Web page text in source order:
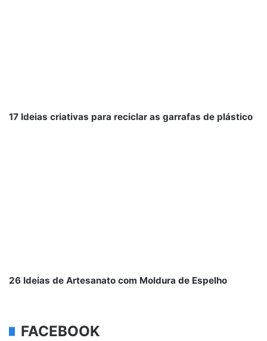
17 Ideias criativas para reciclar as garrafas de plástico
26 Ideias de Artesanato com Moldura de Espelho
FACEBOOK